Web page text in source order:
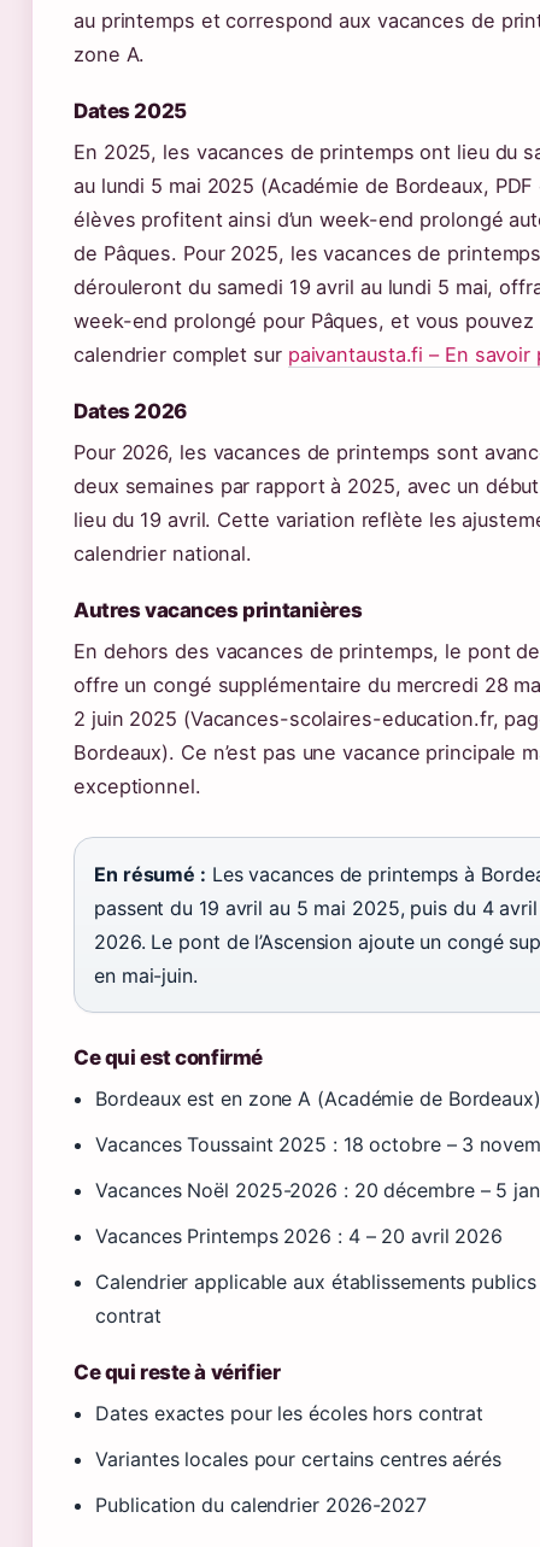
au printemps et correspond aux vacances de
zone A.
Dates 2025
En 2025, les vacances de printemps ont lieu du
au lundi 5 mai 2025 (Académie de Bordeaux,
élèves profitent ainsi d’un week-end prolongé
de Pâques. Pour 2025, les vacances de
dérouleront du samedi 19 avril au lundi 5 mai,
week-end prolongé pour Pâques, et vous
calendrier complet sur paivantausta.fi – En savoir
Dates 2026
Pour 2026, les vacances de printemps sont
deux semaines par rapport à 2025, avec un
lieu du 19 avril. Cette variation reflète les
calendrier national.
Autres vacances printanières
En dehors des vacances de printemps, le pont de
offre un congé supplémentaire du mercredi 28
2 juin 2025 (Vacances-scolaires-education.fr,
Bordeaux). Ce n’est pas une vacance principale
exceptionnel.
En résumé : Les vacances de printemps à
passent du 19 avril au 5 mai 2025, puis du 4
2026. Le pont de l’Ascension ajoute un congé
en mai-juin.
Ce qui est confirmé
Bordeaux est en zone A (Académie de Bordeaux)
Vacances Toussaint 2025 : 18 octobre – 3
Vacances Noël 2025-2026 : 20 décembre – 5
Vacances Printemps 2026 : 4 – 20 avril 2026
Calendrier applicable aux établissements
contrat
Ce qui reste à vérifier
Dates exactes pour les écoles hors contrat
Variantes locales pour certains centres aérés
Publication du calendrier 2026-2027